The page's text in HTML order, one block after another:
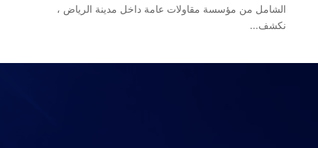
الشامل من مؤسسة مقاولات عامة داخل مدينة الرياض ،
نكشف...